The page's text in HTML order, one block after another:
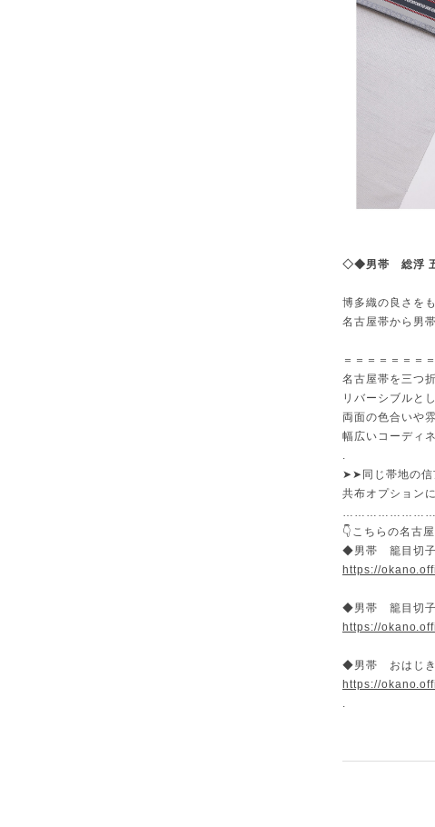
◇◆男帯 総浮
博多織の良さを
名古屋帯から男
＝＝＝＝＝＝＝
名古屋帯を三つ
リバーシブルと
両面の色合いや
幅広いコーディ
.
➤➤同じ帯地の信
共布オプション
👇こちらの名古
◆男帯 籠目切子
https://
◆男帯 籠目切子
https://
◆男帯 おはじ
https://
.